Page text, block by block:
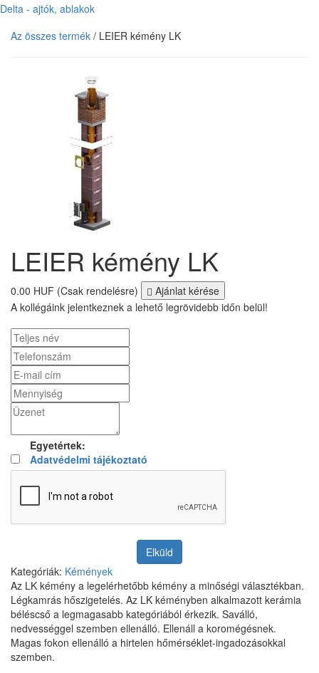
Delta - ajtók, ablakok
Az összes termék / LEIER kémény LK
LEIER kémény LK
0.00 HUF (Csak rendelésre)
Ajánlat kérése
A kollégáink jelentkeznek a lehető legrövidebb időn belül!
Egyetértek:
Adatvédelmi tájékoztató
Elküld
Kategóriák: Kémények
Az LK kémény a legelérhetőbb kémény a minőségi választékban.
Légkamrás hőszigetelés. Az LK kéményben alkalmazott kerámia
béléscső a legmagasabb kategóriából érkezik. Saválló,
nedvességgel szemben ellenálló. Ellenáll a koromégésnek.
Magas fokon ellenálló a hirtelen hőmérséklet-ingadozásokkal
szemben.